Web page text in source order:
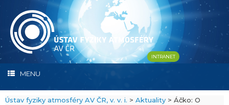
content
INTRANET
MENU
Ústav fyziky atmosféry AV ČR, v. v. i. > Aktuality > Áčko: O